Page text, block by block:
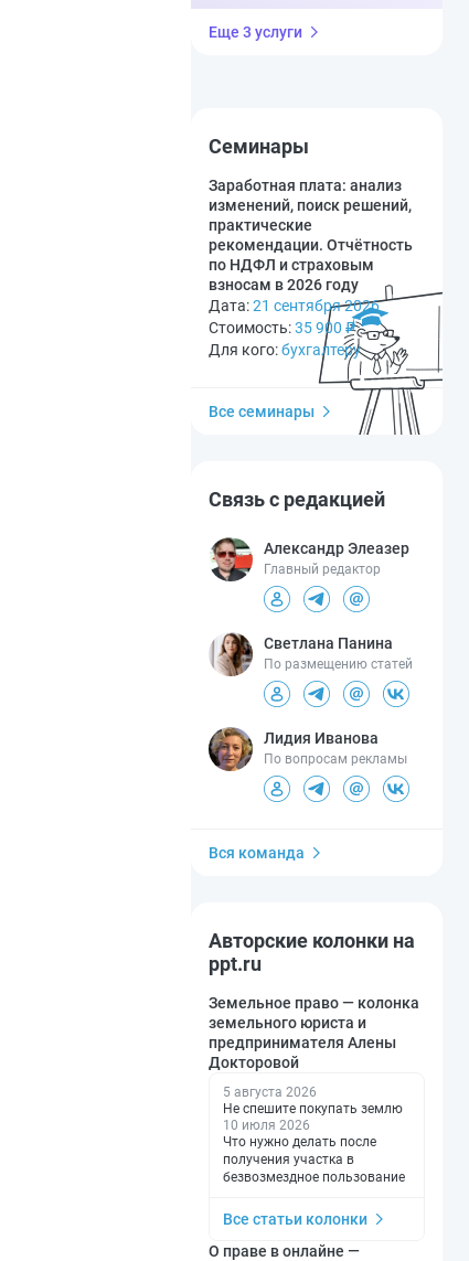
Еще 3 услуги
Семинары
Заработная плата: анализ
изменений, поиск решений,
практические
рекомендации. Отчётность
по НДФЛ и страховым
взносам в 2026 году
Дата:21 сентября 2026
Стоимость:35 900 ₽
Для кого:бухгалтеру
Все семинары
Связь с редакцией
Александр Элеазер
Главный редактор
Светлана Панина
По размещению статей
Лидия Иванова
По вопросам рекламы
Вся команда
Авторские колонки на
ppt.ru
Земельное право — колонка
земельного юриста и
предпринимателя Алены
Докторовой
5 августа 2026
Не спешите покупать землю
10 июля 2026
Что нужно делать после
получения участка в
безвозмездное пользование
Все статьи колонки
О праве в онлайне —